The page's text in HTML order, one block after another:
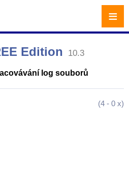
Edition 10.3
log souborů
(4 - 0 x)
≡